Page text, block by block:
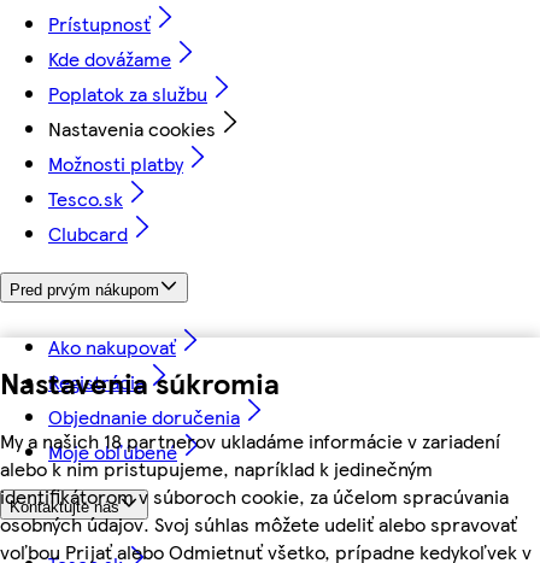
Nastavenia súkromia
My a našich 18 partnerov ukladáme informácie v zariadení
alebo k nim pristupujeme, napríklad k jedinečným
identifikátorom v súboroch cookie, za účelom spracúvania
osobných údajov. Svoj súhlas môžete udeliť alebo spravovať
voľbou Prijať alebo Odmietnuť všetko, prípadne kedykoľvek v
Prístupnosť
Kde dovážame
Poplatok za službu
Nastavenia cookies
Možnosti platby
Tesco.sk
Clubcard
Pred prvým nákupom
Ako nakupovať
Registrácia
Objednanie doručenia
Moje obľúbené
Kontaktujte nás